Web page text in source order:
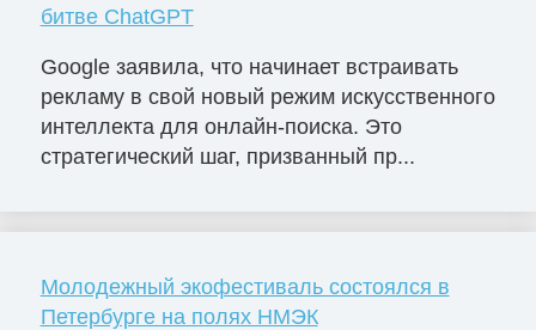
битве ChatGPT
Google заявила, что начинает встраивать
рекламу в свой новый режим искусственного
интеллекта для онлайн-поиска. Это
стратегический шаг, призванный пр...
Молодежный экофестиваль состоялся в
Петербурге на полях НМЭК